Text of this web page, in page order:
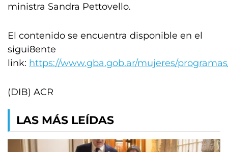
ministra Sandra Pettovello.
El contenido se encuentra disponible en el
sigui8ente
link: https://www.gba.gob.ar/mujeres/
(DIB) ACR
LAS MÁS LEÍDAS